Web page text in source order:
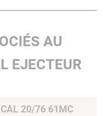
AU
EJECTEUR
CAL 20/76 61MC